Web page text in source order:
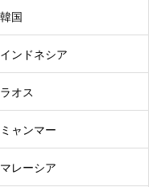
韓国
インドネシア
ラオス
ミャンマー
マレーシア